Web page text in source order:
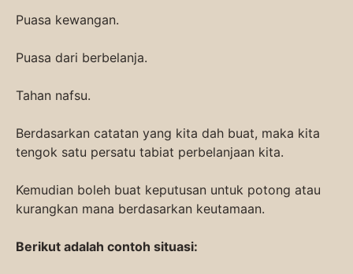
Puasa kewangan.
Puasa dari berbelanja.
Tahan nafsu.
Berdasarkan catatan yang kita dah buat, maka kita
tengok satu persatu tabiat perbelanjaan kita.
Kemudian boleh buat keputusan untuk potong atau
kurangkan mana berdasarkan keutamaan.
Berikut adalah contoh situasi: